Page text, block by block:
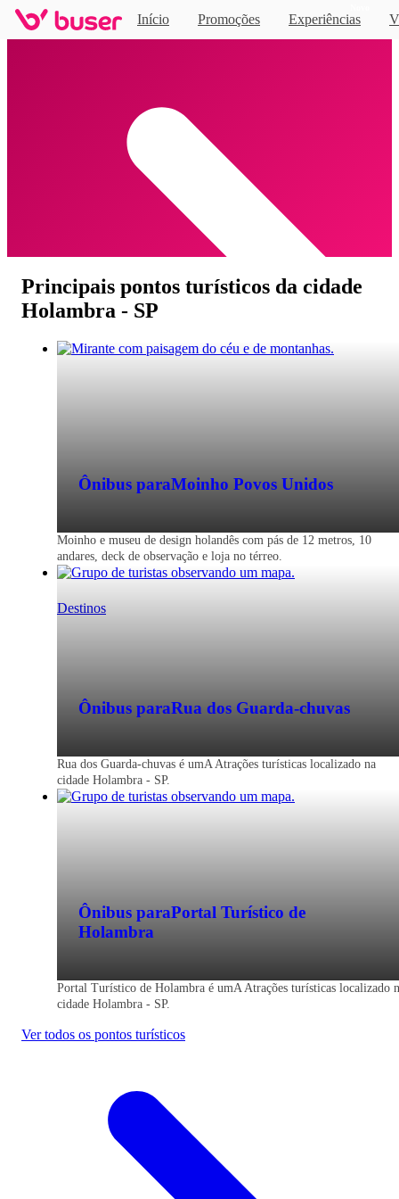
Início Promoções Experiências
Home
Destinos
Principais pontos turísticos da cidade
Holambra - SP
Ônibus paraMoinho Povos Unidos
Moinho e museu de design holandês com pás de 12 metros, 10
andares, deck de observação e loja no térreo.
Ônibus paraRua dos Guarda-chuvas
Rua dos Guarda-chuvas é umA Atrações turísticas localizado na
cidade Holambra - SP.
Ônibus paraPortal Turístico de
Holambra
Portal Turístico de Holambra é umA Atrações turísticas localizado
cidade Holambra - SP.
Ver todos os pontos turísticos